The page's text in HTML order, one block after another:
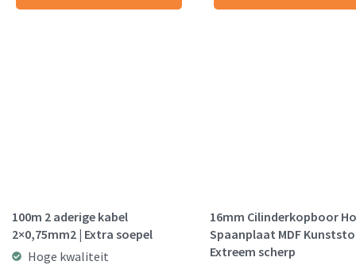
100m 2 aderige kabel
2×0,75mm2 | Extra soepel
Hoge kwaliteit
16mm Cilinderkopboor
Spaanplaat MDF
Extreem scherp